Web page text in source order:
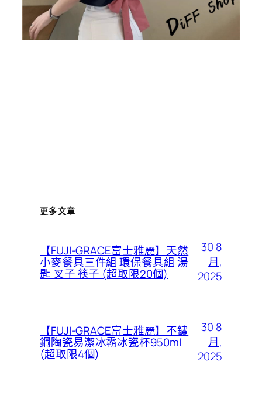
更多文章
【FUJI-GRACE富士雅麗】天然
小麥餐具三件組 環保餐具組 湯
匙 叉子 筷子 (超取限20個)
30 8
月,
2025
【FUJI-GRACE富士雅麗】不鏽
鋼陶瓷易潔冰霸冰瓷杯950ml
(超取限4個)
30 8
月,
2025